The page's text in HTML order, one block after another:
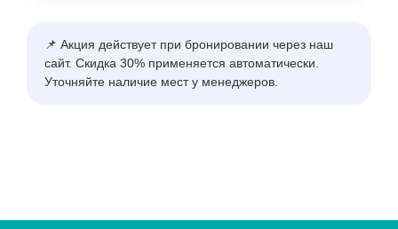
📌 Акция действует при бронировании через наш
сайт. Скидка 30% применяется автоматически.
Уточняйте наличие мест у менеджеров.